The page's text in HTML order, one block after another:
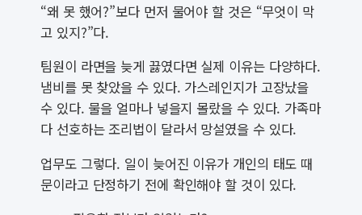
“왜 못 했어?”보다 먼저 물어야 할 것은 “무엇이 막
고 있지?”다.
팀원이 라면을 늦게 끓였다면 실제 이유는 다양하다.
냄비를 못 찾았을 수 있다. 가스레인지가 고장났을
수 있다. 물을 얼마나 넣을지 몰랐을 수 있다. 가족마
다 선호하는 조리법이 달라서 망설였을 수 있다.
업무도 그렇다. 일이 늦어진 이유가 개인의 태도 때
문이라고 단정하기 전에 확인해야 할 것이 있다.